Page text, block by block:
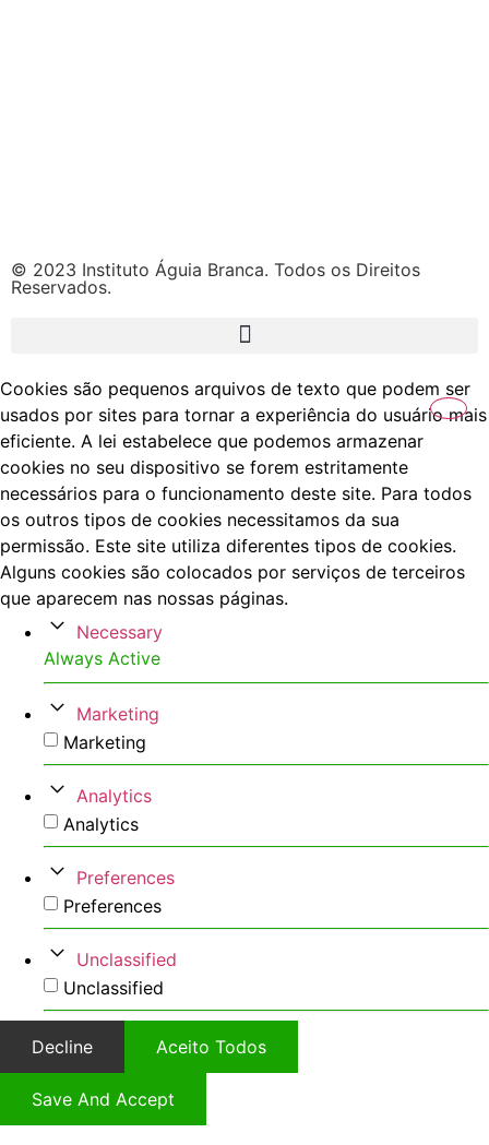
© 2023 Instituto Águia Branca. Todos os Direitos
Reservados.
Cookies são pequenos arquivos de texto que podem ser
usados por sites para tornar a experiência do usuário mais
eficiente. A lei estabelece que podemos armazenar
cookies no seu dispositivo se forem estritamente
necessários para o funcionamento deste site. Para todos
os outros tipos de cookies necessitamos da sua
permissão. Este site utiliza diferentes tipos de cookies.
Alguns cookies são colocados por serviços de terceiros
que aparecem nas nossas páginas.
Necessary
Always Active
Marketing
Marketing
Analytics
Analytics
Preferences
Preferences
Unclassified
Unclassified
Decline Aceito Todos
Save And Accept